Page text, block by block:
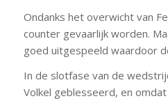
Ondanks het overwicht van
counter gevaarlijk worden.
goed uitgespeeld waardoor
In de slotfase van de
Volkel geblesseerd, en